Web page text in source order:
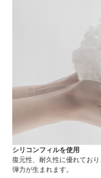
シリコンフィルを使用
復元性、耐久性に優れてお
弾力が生まれます。